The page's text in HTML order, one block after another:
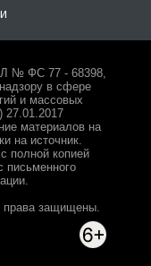
№ ФС 77 - 68398,
в сфере
и массовых
27.01.2017
материалов на
на источник.
полной копией
письменного
защищены.